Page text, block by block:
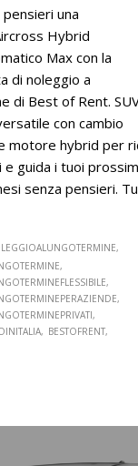
una
Hybrid
Max con la
di noleggio a
di Best of Rent.
con cambio
motore hybrid per
e guida i tuoi
senza pensieri.
BESTOFRENT